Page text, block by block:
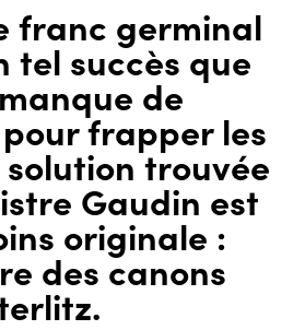
franc germinal
tel succès que
de
frapper les
solution trouvée
Gaudin est
originale :
des canons